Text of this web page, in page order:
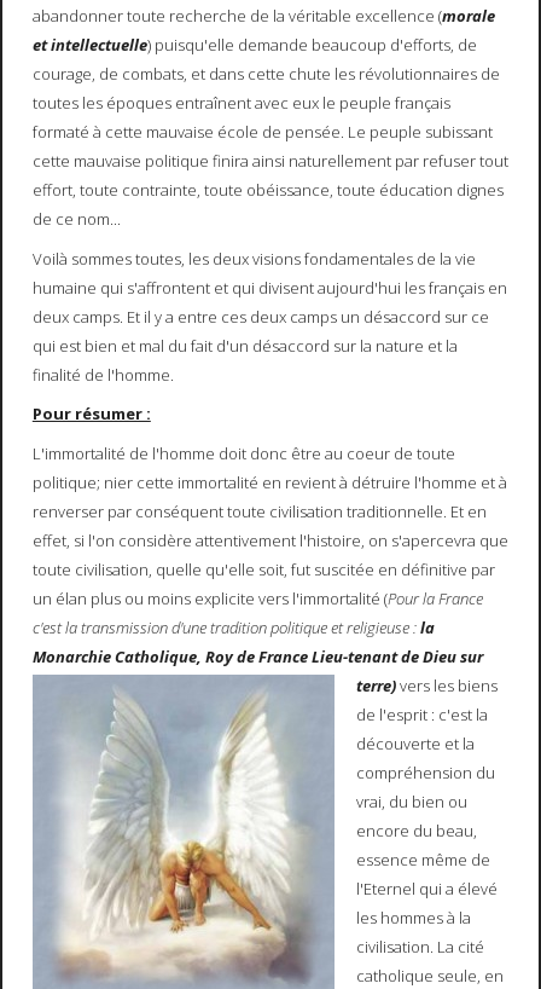
abandonner toute recherche de la véritable excellence (morale
et intellectuelle) puisqu'elle demande beaucoup d'efforts, de
courage, de combats, et dans cette chute les révolutionnaires de
toutes les époques entraînent avec eux le peuple français
formaté à cette mauvaise école de pensée. Le peuple subissant
cette mauvaise politique finira ainsi naturellement par refuser tout
effort, toute contrainte, toute obéissance, toute éducation dignes
de ce nom...
Voilà sommes toutes, les deux visions fondamentales de la vie
humaine qui s'affrontent et qui divisent aujourd'hui les français en
deux camps. Et il y a entre ces deux camps un désaccord sur ce
qui est bien et mal du fait d'un désaccord sur la nature et la
finalité de l'homme.
Pour résumer :
L'immortalité de l'homme doit donc être au coeur de toute
politique; nier cette immortalité en revient à détruire l'homme et à
renverser par conséquent toute civilisation traditionnelle. Et en
effet, si l'on considère attentivement l'histoire, on s'apercevra que
toute civilisation, quelle qu'elle soit, fut suscitée en définitive par
un élan plus ou moins explicite vers l'immortalité (Pour la France
c'est la transmission d'une tradition politique et religieuse :la
Monarchie Catholique, Roy de France Lieu-tenant de Dieu sur
terre)vers les biens
de l'esprit : c'est la
découverte et la
compréhension du
vrai, du bien ou
encore du beau,
essence même de
l'Eternel qui a élevé
les hommes à la
civilisation. La cité
catholique seule, en